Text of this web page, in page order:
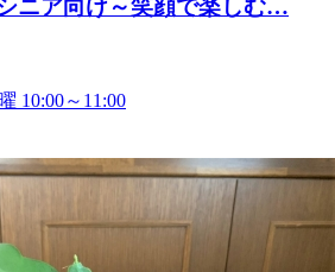
ニア向け～笑顔で楽しむ…
10:00～11:00